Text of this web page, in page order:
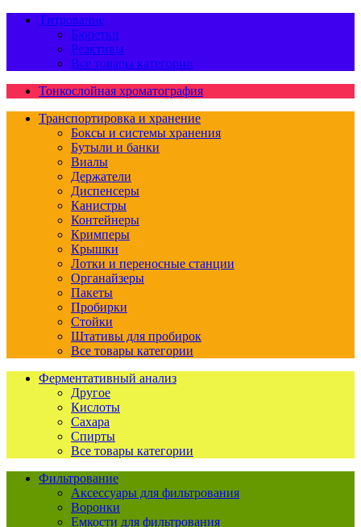
Титрование
Бюретки
Реактивы
Все товары категории
Тонкослойная хроматография
Транспортировка и хранение
Боксы и системы хранения
Бутыли и банки
Виалы
Держатели
Диспенсеры
Канистры
Контейнеры
Кримперы
Крышки
Лотки и переносные станции
Органайзеры
Пакеты
Пробирки
Стойки
Штативы для пробирок
Все товары категории
Ферментативный анализ
Другое
Кислоты
Сахара
Спирты
Все товары категории
Фильтрование
Аксессуары для фильтрования
Воронки
Емкости для фильтрования